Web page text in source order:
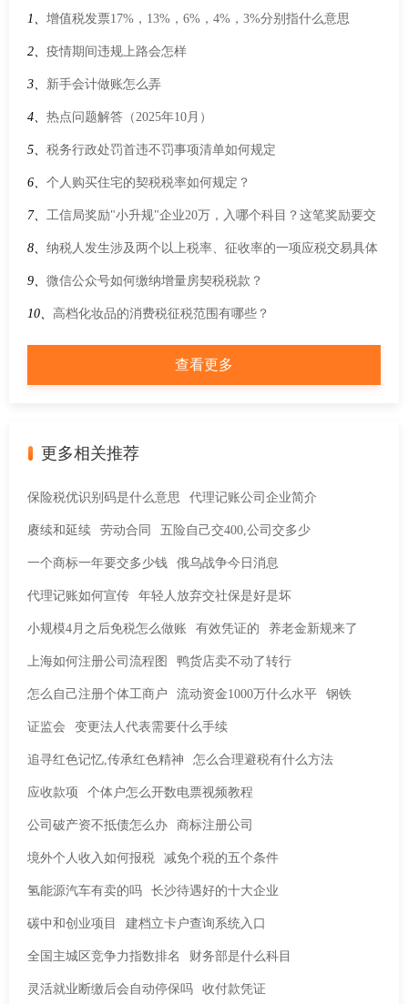
1、 增值税发票17%，13%，6%，4%，3%分别指什么意思
2、 疫情期间违规上路会怎样
3、 新手会计做账怎么弄
4、 热点问题解答（2025年10月）
5、 税务行政处罚首违不罚事项清单如何规定
6、 个人购买住宅的契税税率如何规定？
7、 工信局奖励"小升规"企业20万，入哪个科目？这笔奖励要交
什么税？
8、 纳税人发生涉及两个以上税率、征收率的一项应税交易具体
应如何适用？
9、 微信公众号如何缴纳增量房契税税款？
10、 高档化妆品的消费税征税范围有哪些？
查看更多
更多相关推荐
保险税优识别码是什么意思 代理记账公司企业简介
赓续和延续 劳动合同 五险自己交400,公司交多少
一个商标一年要交多少钱 俄乌战争今日消息
代理记账如何宣传 年轻人放弃交社保是好是坏
小规模4月之后免税怎么做账 有效凭证的 养老金新规来了
上海如何注册公司流程图 鸭货店卖不动了转行
怎么自己注册个体工商户 流动资金1000万什么水平 钢铁
证监会 变更法人代表需要什么手续
追寻红色记忆,传承红色精神 怎么合理避税有什么方法
应收款项 个体户怎么开数电票视频教程
公司破产资不抵债怎么办 商标注册公司
境外个人收入如何报税 减免个税的五个条件
氢能源汽车有卖的吗 长沙待遇好的十大企业
碳中和创业项目 建档立卡户查询系统入口
全国主城区竞争力指数排名 财务部是什么科目
灵活就业断缴后会自动停保吗 收付款凭证